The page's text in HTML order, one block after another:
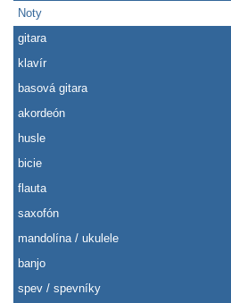
Noty
gitara
klavír
basová gitara
akordeón
husle
bicie
flauta
saxofón
mandolína / ukulele
banjo
spev / spevníky